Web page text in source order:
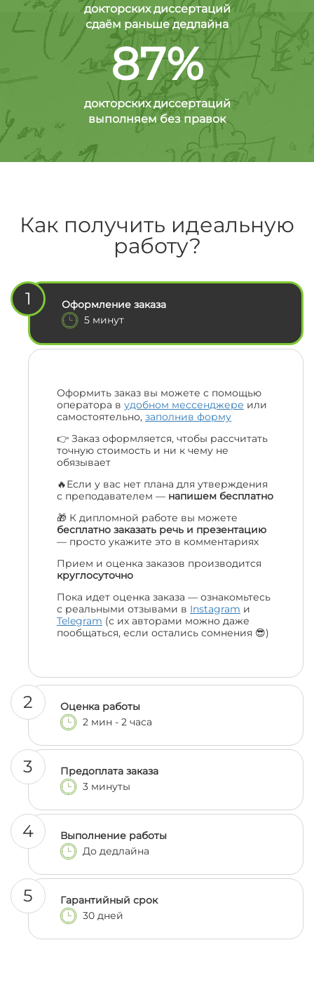
докторских диссертаций
сдаём раньше дедлайна
87%
докторских диссертаций
выполняем без правок
Как получить идеальную
работу?
1
Оформление заказа
5 минут
Оформить заказ вы можете с помощью
оператора в удобном мессенджере или
самостоятельно, заполнив форму
👉 Заказ оформляется, чтобы рассчитать
точную стоимость и ни к чему не
обязывает
🔥Если у вас нет плана для утверждения
с преподавателем — напишем бесплатно
🎁 К дипломной работе вы можете
бесплатно заказать речь и презентацию
— просто укажите это в комментариях
Прием и оценка заказов производится
круглосуточно
Пока идет оценка заказа — ознакомьтесь
с реальными отзывами в Instagram и
Telegram (с их авторами можно даже
пообщаться, если остались сомнения 😎)
2
Оценка работы
2 мин - 2 часа
3
Предоплата заказа
3 минуты
4
Выполнение работы
До дедлайна
5
Гарантийный срок
30 дней